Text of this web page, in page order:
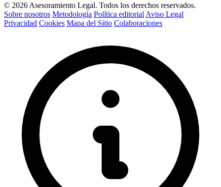
© 2026 Asesoramiento Legal. Todos los derechos reservados.
Sobre nosotros Metodología Política editorial Aviso Legal
Privacidad Cookies Mapa del Sitio Colaboraciones